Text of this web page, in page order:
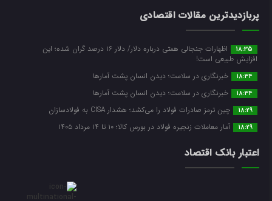
پربازدیدترین مقالات اقتصادی
18:35
اظهارات جنجالی همتی درباره دلار/ دلار ۱۶ درصد گران شده؛ این
افزایش طبیعی است!
18:34 خبرنگاری در سلامت؛ دیدن انسان پشت آمارها
18:34 خبرنگاری در سلامت؛ دیدن انسان پشت آمارها
18:29 چین ترمز صادرات فولاد را می‌کشد؛ هشدار CISA به فولادسازان
18:29 آمار معاملات زنجیره فولاد در بورس کالا؛ ۱۰ تا ۱۴ مرداد ۱۴۰۵
اعتبار بانک اقتصاد